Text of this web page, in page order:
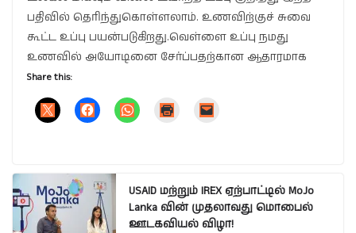
பதிவில் தெரிந்துகொள்ளலாம். உணவிற்குச் சுவை
கூட்ட உப்பு பயன்படுகிறது.வெள்ளை உப்பு நமது
உணவில் அயோடினை சேர்ப்பதற்கான ஆதாரமாக
Share this:
USAID மற்றும் IREX ஏற்பாட்டில் MoJo
Lanka வின் முதலாவது மொபைல்
ஊடகவியல் விழா!